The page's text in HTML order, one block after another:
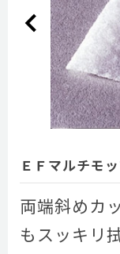
ＥＦマルチモ
両端斜めカ
もスッキリ